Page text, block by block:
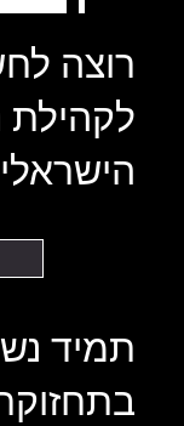
תמיד
רוצה
לקהילת